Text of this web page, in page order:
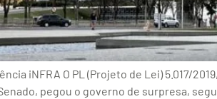
iNFRA O PL (Projeto de Lei) 5.017/
pegou o governo de surpresa,